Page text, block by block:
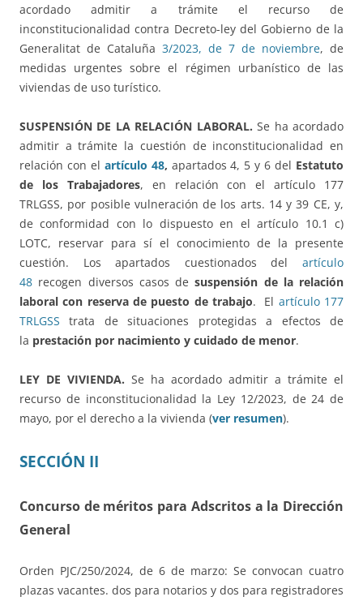
acordado admitir a trámite el recurso de
inconstitucionalidad contra Decreto-ley del Gobierno de la
Generalitat de Cataluña 3/2023, de 7 de noviembre, de
medidas urgentes sobre el régimen urbanístico de las
viviendas de uso turístico.
SUSPENSIÓN DE LA RELACIÓN LABORAL. Se ha acordado
admitir a trámite la cuestión de inconstitucionalidad en
relación con el artículo 48, apartados 4, 5 y 6 del Estatuto
de los Trabajadores, en relación con el artículo 177
TRLGSS, por posible vulneración de los arts. 14 y 39 CE, y,
de conformidad con lo dispuesto en el artículo 10.1 c)
LOTC, reservar para sí el conocimiento de la presente
cuestión. Los apartados cuestionados del artículo
48 recogen diversos casos desuspensión de la relación
laboral con reserva de puesto de trabajo. El artículo 177
TRLGSS trata de situaciones protegidas a efectos de
la prestación por nacimiento y cuidado de menor.
LEY DE VIVIENDA. Se ha acordado admitir a trámite el
recurso de inconstitucionalidad la Ley 12/2023, de 24 de
mayo, por el derecho a la vivienda (ver resumen).
SECCIÓN II
Concurso de méritos para Adscritos a la Dirección
General
Orden PJC/250/2024, de 6 de marzo: Se convocan cuatro
plazas vacantes. dos para notarios y dos para registradores